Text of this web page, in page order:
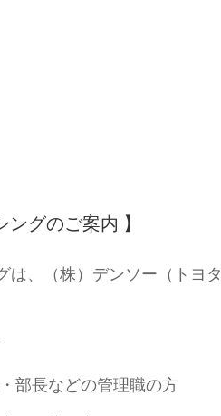
ングのご案内 】
は、（株）デンソー（トヨ
部長などの管理職の方